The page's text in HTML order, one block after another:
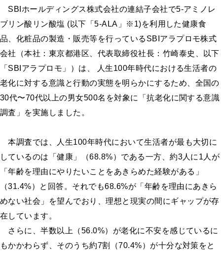
SBIホールディングス株式会社の連結子会社で5-アミノレ
ブリン酸リン酸塩 (以下「5-ALA」※1)を利用した健康食
品、化粧品の製造・販売等を行っているSBIアラプロモ株式
会社（本社：東京都港区、代表取締役社長：竹崎泰史、以下
「SBIアラプロモ」）は、 人生100年時代における生活者の
老化に対する意識と行動の実態を明らかにするため、全国の
30代〜70代以上の男女500名を対象に「抗老化に関する意識
調査」を実施しました。
本調査では、人生100年時代において生活者が最も大切に
しているのは「健康」（68.8%）である一方、約3人に1人が
「年齢を理由にやりたいことをあきらめた経験がある」
（31.4%）と回答。それでも68.6%が「年齢を理由にあきら
めない社会」を望んでおり、理想と現実の間にギャップが存
在しています。
さらに、半数以上（56.0%）が老化に不安を感じているに
もかかわらず、そのうち約7割（70.4%）が十分な対策をと